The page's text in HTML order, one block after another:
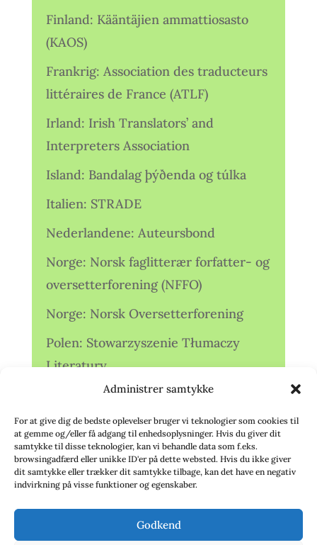
Administrer samtykke
For at give dig de bedste oplevelser bruger vi teknologier som cookies til
at gemme og/eller få adgang til enhedsoplysninger. Hvis du giver dit
samtykke til disse teknologier, kan vi behandle data som f.eks.
browsingadfærd eller unikke ID'er på dette websted. Hvis du ikke giver
dit samtykke eller trækker dit samtykke tilbage, kan det have en negativ
indvirkning på visse funktioner og egenskaber.
Godkend
Finland: Kääntäjien ammattiosasto
(KAOS)
Frankrig: Association des traducteurs
littéraires de France (ATLF)
Irland: Irish Translators’ and
Interpreters Association
Island: Bandalag þýðenda og túlka
Italien: STRADE
Nederlandene: Auteursbond
Norge: Norsk faglitterær forfatter- og
oversetterforening (NFFO)
Norge: Norsk Oversetterforening
Polen: Stowarzyszenie Tłumaczy
Literatury
Storbritannien: Translators
Association (TA)
Sverige: Översättarsektionen (Ö.)
Sverige: Översättarcentrum (ÖC)
deutschsprachiger Übersetzer (VdÜ)